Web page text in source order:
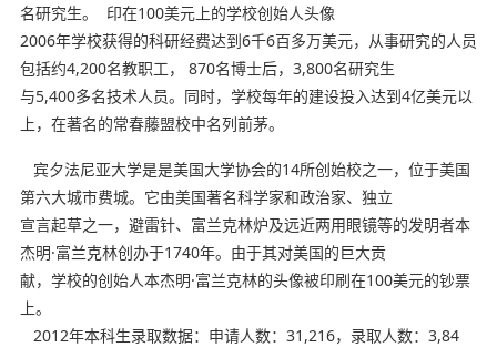
名研究生。 印在100美元上的学校创始人头像
2006年学校获得的科研经费达到6千6百多万美元，从事研究的人员
包括约4,200名教职工， 870名博士后，3,800名研究生
与5,400多名技术人员。同时，学校每年的建设投入达到4亿美元以
上，在著名的常春藤盟校中名列前茅。
宾夕法尼亚大学是是美国大学协会的14所创始校之一，位于美国
第六大城市费城。它由美国著名科学家和政治家、独立
宣言起草之一，避雷针、富兰克林炉及远近两用眼镜等的发明者本
杰明·富兰克林创办于1740年。由于其对美国的巨大贡
献，学校的创始人本杰明·富兰克林的头像被印刷在100美元的钞票
上。
2012年本科生录取数据：申请人数：31,216，录取人数：3,84